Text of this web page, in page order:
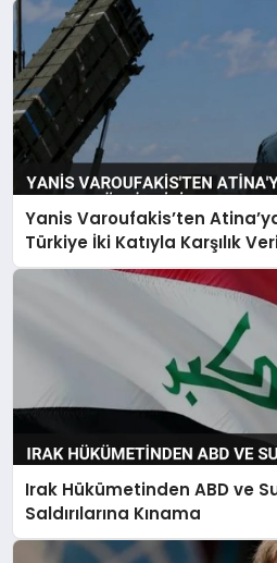
Yanis Varoufakis’ten Atina’ya
Türkiye İki Katıyla Karşılık
Irak Hükümetinden ABD ve
Saldırılarına Kınama